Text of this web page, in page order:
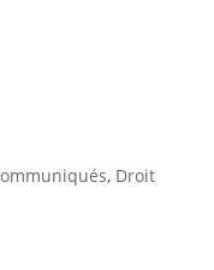
, Droit